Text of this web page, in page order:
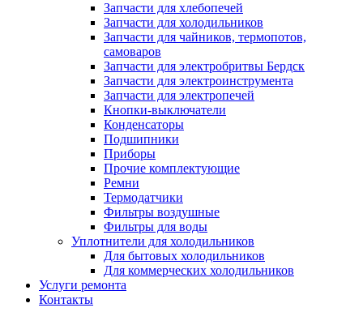
Запчасти для хлебопечей
Запчасти для холодильников
Запчасти для чайников, термопотов,
самоваров
Запчасти для электробритвы Бердск
Запчасти для электроинструмента
Запчасти для электропечей
Кнопки-выключатели
Конденсаторы
Подшипники
Приборы
Прочие комплектующие
Ремни
Термодатчики
Фильтры воздушные
Фильтры для воды
Уплотнители для холодильников
Для бытовых холодильников
Для коммерческих холодильников
Услуги ремонта
Контакты